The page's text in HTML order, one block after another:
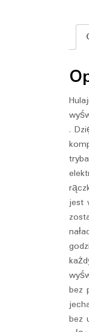
.
jest
bez
bez